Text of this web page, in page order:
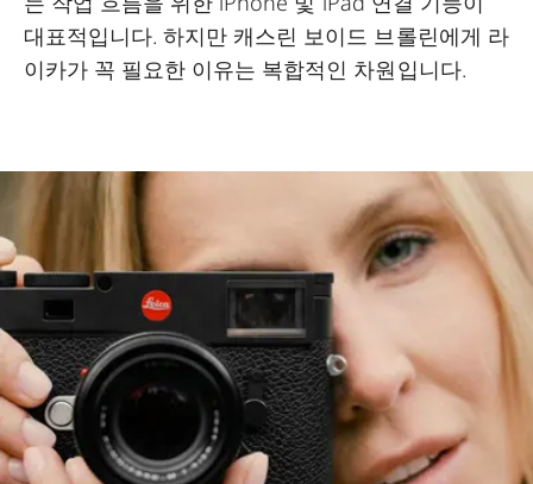
대표적입니다. 하지만 캐스린 보이드 브롤린에게 라
이카가 꼭 필요한 이유는 복합적인 차원입니다.